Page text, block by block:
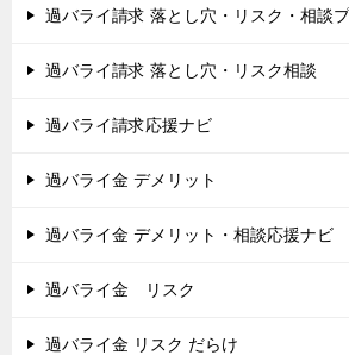
過バライ請求 落とし穴・リスク・相談
過バライ請求 落とし穴・リスク相談
過バライ請求応援ナビ
過バライ金 デメリット
過バライ金 デメリット・相談応援ナビ
過バライ金 リスク
過バライ金 リスク だらけ